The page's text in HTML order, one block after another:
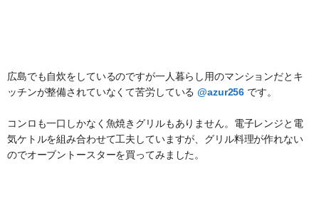
広島でも自炊をしているのですが一人暮らし用のマンションだとキ
ッチンが整備されていなくて苦労している@azur256 です。
コンロも一口しかなく魚焼きグリルもありません。電子レンジと電
気ケトルを組み合わせて工夫していますが、グリル料理が作れない
のでオーブントースターを買ってみました。